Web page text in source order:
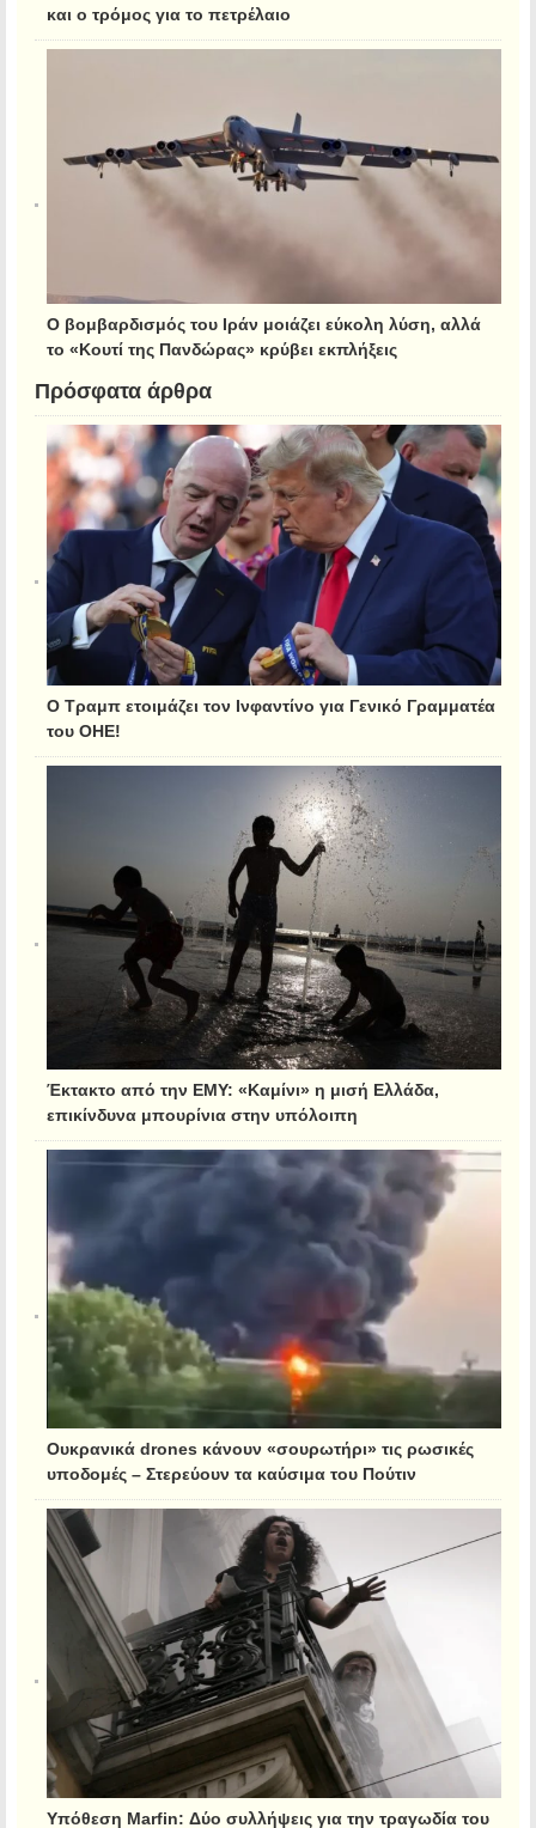
και ο τρόμος για το πετρέλαιο
Ο βομβαρδισμός του Ιράν μοιάζει εύκολη λύση, αλλά
το «Κουτί της Πανδώρας» κρύβει εκπλήξεις
Πρόσφατα άρθρα
Ο Τραμπ ετοιμάζει τον Ινφαντίνο για Γενικό Γραμματέα
του ΟΗΕ!
Έκτακτο από την ΕΜΥ: «Καμίνι» η μισή Ελλάδα,
επικίνδυνα μπουρίνια στην υπόλοιπη
Ουκρανικά drones κάνουν «σουρωτήρι» τις ρωσικές
υποδομές – Στερεύουν τα καύσιμα του Πούτιν
Υπόθεση Marfin: Δύο συλλήψεις για την τραγωδία του